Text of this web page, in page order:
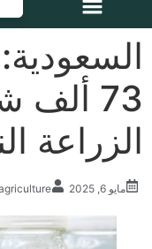
73 ألف
الزراعة
مايو 6, 2025